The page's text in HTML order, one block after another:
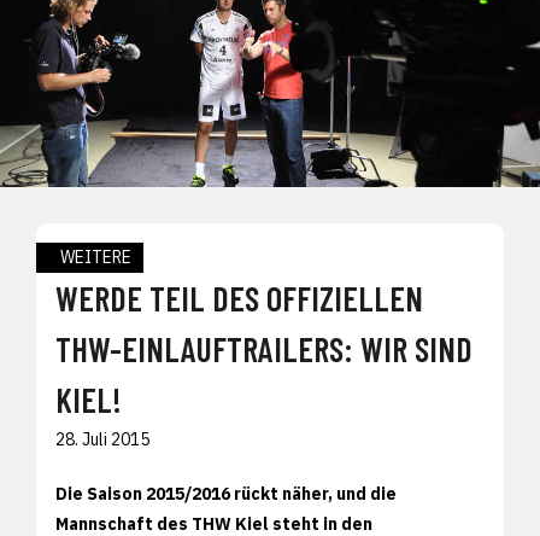
WEITERE
WERDE TEIL DES OFFIZIELLEN
THW-EINLAUFTRAILERS: WIR SIND
KIEL!
28. Juli 2015
Die Saison 2015/2016 rückt näher, und die
Mannschaft des THW Kiel steht in den